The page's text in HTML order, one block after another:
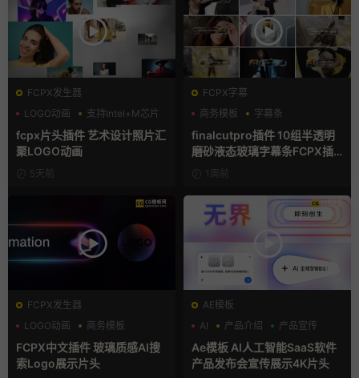
FCPX发生器
LOGO动画
支持Intel+M芯片
汇聚
fcpx片头插件 艺术设计照片汇
聚LOGO动画
5天前
FCPX字幕
商务模板
字幕条
finalcutpro插件 10组半透明
磨砂液态玻璃字幕条FCPX插
1周前
FCPX发生器
LOGO动画
商务模板
支持Intel+M芯片
FCPX中文插件 玻璃质感AI搜
索Logo展示片头
AE模板
AI
产品介绍 产品宣传
Ae模板 AI人工智能SaaS软件
产品发布会宣传展示4K片头